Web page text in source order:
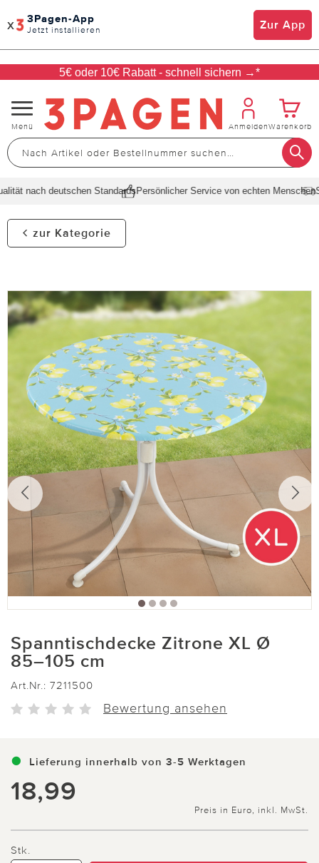
x 3Pagen-App
Jetzt installieren Zur App
5€ oder 10€ Rabatt - schnell sichern →*
Navigation
umschalten
Menü AnmeldenWarenkorb
nach deutschen StandardsPersönlicher Service von echten Menschen
zur Kategorie
Spanntischdecke Zitrone XL Ø
85–105 cm
Art.Nr.: 7211500
Bewertung ansehen
Lieferung innerhalb von 3-5 Werktagen
18,99
Preis in Euro, inkl. MwSt.
Stk.